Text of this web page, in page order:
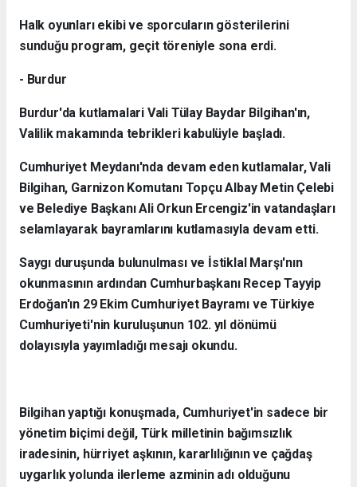
Halk oyunları ekibi ve sporcuların gösterilerini
sunduğu program, geçit töreniyle sona erdi.
- Burdur
Burdur'da kutlamalari Vali Tülay Baydar Bilgihan'ın,
Valilik makamında tebrikleri kabulüyle başladı.
Cumhuriyet Meydanı'nda devam eden kutlamalar, Vali
Bilgihan, Garnizon Komutanı Topçu Albay Metin Çelebi
ve Belediye Başkanı Ali Orkun Ercengiz'in vatandaşları
selamlayarak bayramlarını kutlamasıyla devam etti.
Saygı duruşunda bulunulması ve İstiklal Marşı'nın
okunmasının ardından Cumhurbaşkanı Recep Tayyip
Erdoğan'ın 29 Ekim Cumhuriyet Bayramı ve Türkiye
Cumhuriyeti'nin kuruluşunun 102. yıl dönümü
dolayısıyla yayımladığı mesajı okundu.
Bilgihan yaptığı konuşmada, Cumhuriyet'in sadece bir
yönetim biçimi değil, Türk milletinin bağımsızlık
iradesinin, hürriyet aşkının, kararlılığının ve çağdaş
uygarlık yolunda ilerleme azminin adı olduğunu